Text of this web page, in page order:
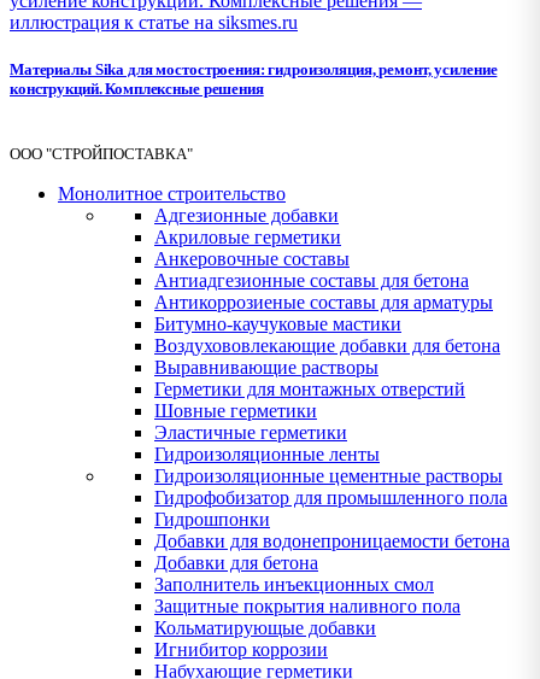
Материалы Sika для мостостроения: гидроизоляция, ремонт, усиление
конструкций. Комплексные решения
ООО "СТРОЙПОСТАВКА"
Монолитное строительство
Адгезионные добавки
Акриловые герметики
Анкеровочные составы
Антиадгезионные составы для бетона
Антикоррозиеные составы для арматуры
Битумно-каучуковые мастики
Воздухововлекающие добавки для бетона
Выравнивающие растворы
Герметики для монтажных отверстий
Шовные герметики
Эластичные герметики
Гидроизоляционные ленты
Гидроизоляционные цементные растворы
Гидрофобизатор для промышленного пола
Гидрошпонки
Добавки для водонепроницаемости бетона
Добавки для бетона
Заполнитель инъекционных смол
Защитные покрытия наливного пола
Кольматирующые добавки
Игнибитор коррозии
Набухающие герметики